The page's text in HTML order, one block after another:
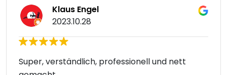
Klaus Engel
2023.10.28
Super, verständlich, professionell und nett